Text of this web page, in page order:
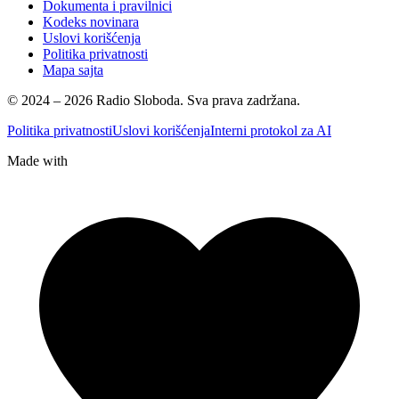
Dokumenta i pravilnici
Kodeks novinara
Uslovi korišćenja
Politika privatnosti
Mapa sajta
© 2024 – 2026 Radio Sloboda. Sva prava zadržana.
Politika privatnostiUslovi korišćenjaInterni protokol za AI
Made with